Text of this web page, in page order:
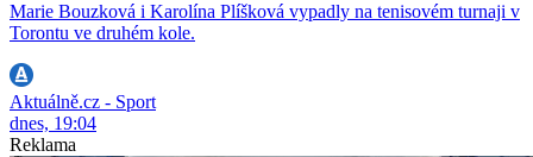
Marie Bouzková i Karolína Plíšková vypadly na tenisovém turnaji v
Torontu ve druhém kole.
Aktuálně.cz - Sport
dnes, 19:04
Reklama